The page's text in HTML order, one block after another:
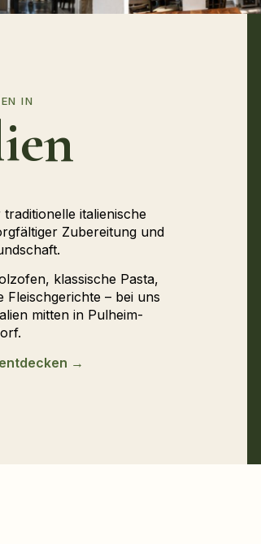
IN
italienische
Zubereitung und
klassische Pasta,
– bei uns
mitten in Pulheim-
→